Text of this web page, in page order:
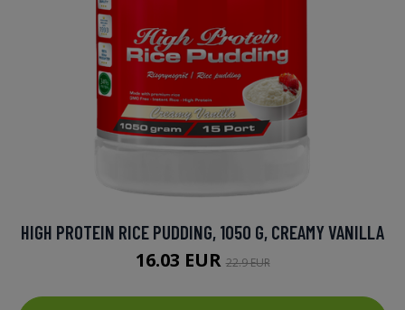
HIGH PROTEIN RICE PUDDING, 1050 G, CREAMY VANILLA
16.03 EUR22.9 EUR